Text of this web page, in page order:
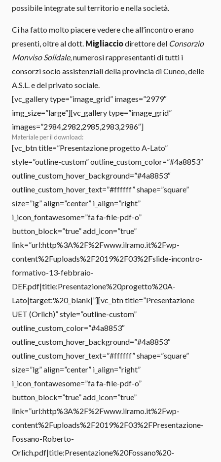
possibile integrate sul territorio e nella società.
Ci ha fatto molto piacere vedere che all’incontro erano
presenti, oltre al dott. Migliacciodirettore del Consorzio
Monviso Solidale, numerosi rappresentanti di tutti i
consorzi socio assistenziali della provincia di Cuneo, delle
A.S.L. e del privato sociale.
[vc_gallery type=”image_grid” images=”2979″
img_size=”large”][vc_gallery type=”image_grid”
images=”2984,2982,2985,2983,2986″]
Materiale per il download:
[vc_btn title=”Presentazione progetto A-Lato”
style=”outline-custom” outline_custom_color=”#4a8853″
outline_custom_hover_background=”#4a8853″
outline_custom_hover_text=”#ffffff” shape=”square”
size=”lg” align=”center” i_align=”right”
i_icon_fontawesome=”fa fa-file-pdf-o”
button_block=”true” add_icon=”true”
link=”url:http%3A%2F%2Fwww.ilramo.it%2Fwp-
content%2Fuploads%2F2019%2F03%2Fslide-incontro-
formativo-13-febbraio-
DEF.pdf|title:Presentazione%20progetto%20A-
Lato|target:%20_blank|”][vc_btn title=”Presentazione
UET (Orlich)” style=”outline-custom”
outline_custom_color=”#4a8853″
outline_custom_hover_background=”#4a8853″
outline_custom_hover_text=”#ffffff” shape=”square”
size=”lg” align=”center” i_align=”right”
i_icon_fontawesome=”fa fa-file-pdf-o”
button_block=”true” add_icon=”true”
link=”url:http%3A%2F%2Fwww.ilramo.it%2Fwp-
content%2Fuploads%2F2019%2F03%2FPresentazione-
Fossano-Roberto-
Orlich.pdf|title:Presentazione%20Fossano%20-